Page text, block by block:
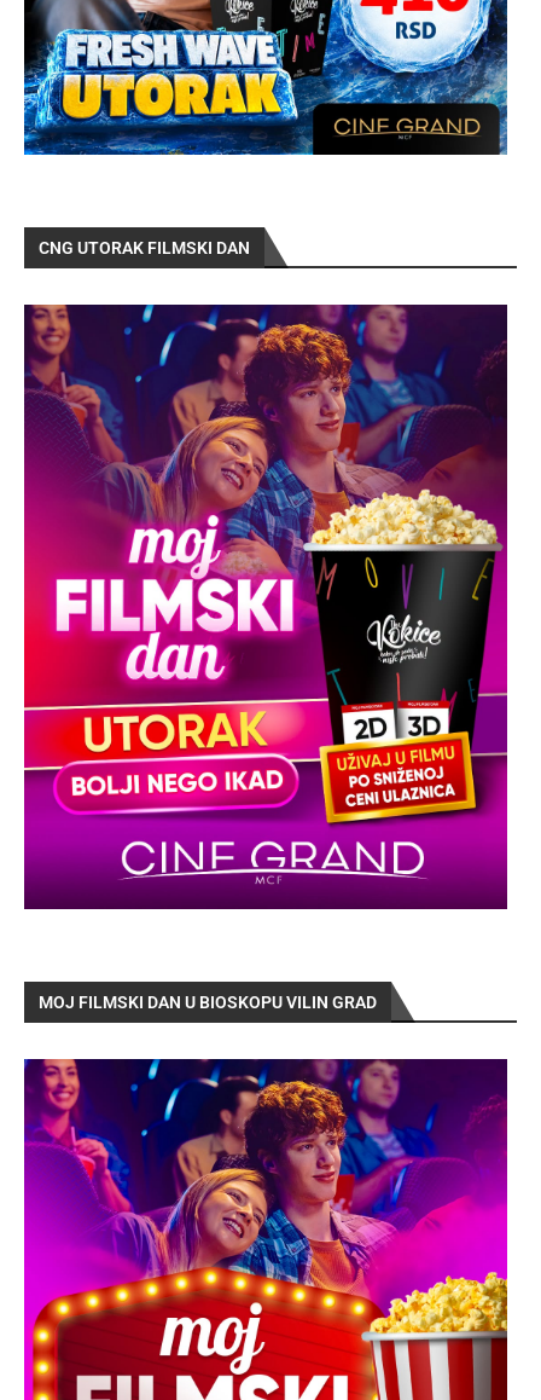
CNG UTORAK FILMSKI DAN
MOJ FILMSKI DAN U BIOSKOPU VILIN GRAD